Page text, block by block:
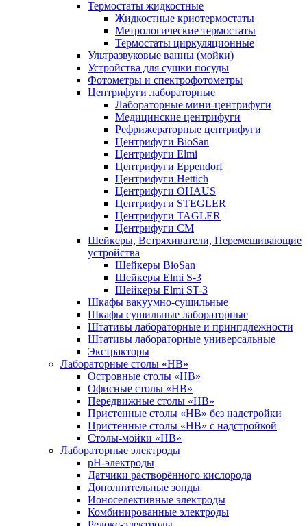
Термостаты жидкостные
Жидкостные криотермостаты
Метрологические термостаты
Термостаты циркуляционные
Ультразвуковые ванны (мойки)
Устройства для сушки посуды
Фотометры и спектрофотометры
Центрифуги лабораторные
Лабораторные мини-центрифуги
Медицинские центрифуги
Рефрижераторные центрифуги
Центрифуги BioSan
Центрифуги Elmi
Центрифуги Eppendorf
Центрифуги Hettich
Центрифуги OHAUS
Центрифуги STEGLER
Центрифуги TAGLER
Центрифуги СМ
Шейкеры, Встряхиватели, Перемешивающие
устройства
Шейкеры BioSan
Шейкеры Elmi S-3
Шейкеры Elmi ST-3
Шкафы вакуумно-сушильные
Шкафы сушильные лабораторные
Штативы лабораторные и принпдлежности
Штативы лабораторные универсальные
Экстракторы
Лабораторные столы «НВ»
Островные столы «НВ»
Офисные столы «НВ»
Передвижные столы «НВ»
Пристенные столы «НВ» без надстройки
Пристенные столы «НВ» с надстройкой
Столы-мойки «НВ»
Лабораторные электроды
pH-электроды
Датчики растворённого кислорода
Дополнительные зонды
Ионоселективные электроды
Комбинированные электроды